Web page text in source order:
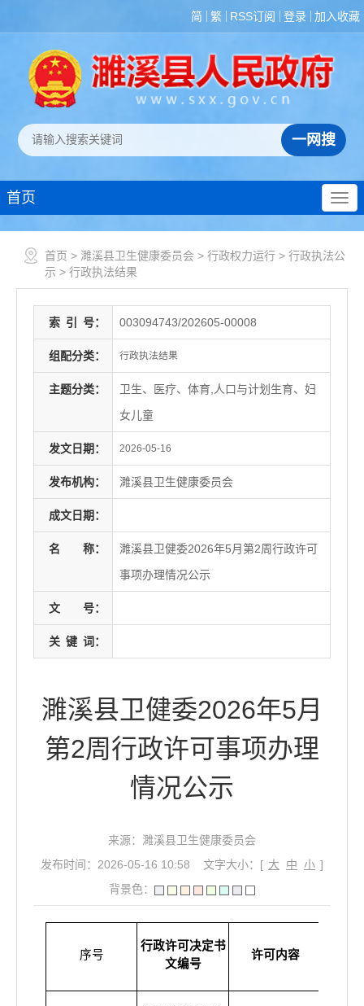
简 繁 RSS订阅 登录 加入收藏
首页
首页 > 濉溪县卫生健康委员会 > 行政权力运行 > 行政执法公
示 > 行政执法结果
索 引 号： 003094743/202605-00008
组配分类： 行政执法结果
主题分类：
卫生、医疗、体育,人口与计划生育、妇
女儿童
发文日期： 2026-05-16
发布机构： 濉溪县卫生健康委员会
成文日期：
名 称：
濉溪县卫健委2026年5月第2周行政许可
事项办理情况公示
文 号：
关 键 词：
濉溪县卫健委2026年5月
第2周行政许可事项办理
情况公示
来源：濉溪县卫生健康委员会
发布时间：2026-05-16 10:58
文字大小：[ 大 中 小 ]
背景色：
序号
行政许可决定书
文编号
许可内容